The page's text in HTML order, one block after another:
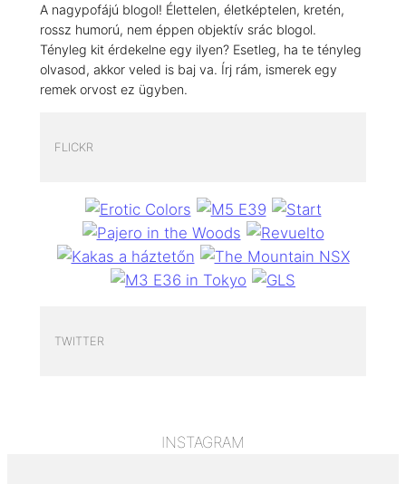
A nagypofájú blogol! Élettelen, életképtelen, kretén,
rossz humorú, nem éppen objektív srác blogol.
Tényleg kit érdekelne egy ilyen? Esetleg, ha te tényleg
olvasod, akkor veled is baj va. Írj rám, ismerek egy
remek orvost ez ügyben.
FLICKR
TWITTER
INSTAGRAM